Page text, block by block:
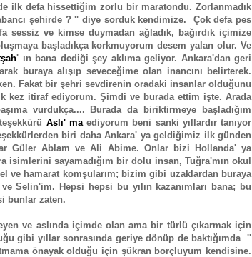
ilk defa hissettiğim zorlu bir maratondu. Zorlanmadık
şehirde ? '' diye sorduk kendimize. Çok defa pes
sessiz ve kimse duymadan ağladık, bağırdık içimize
başladıkça korkmuyorum desem yalan olur. Ve
' ın bana dediği şey aklıma geliyor. Ankara'dan geri
buraya alışıp seveceğime olan inancını belirterek.
Fakat bir şehri sevdirenin oradaki insanlar olduğunu
kez itiraf ediyorum. Şimdi ve burada ettim işte. Arada
vurdukça.... Burada da biriktirmeye başladığım
Aslı' maediyorum beni sanki yıllardır tanıyor
biri daha Ankara' ya geldiğimiz ilk günden
Güler Ablam ve Ali Abime. Onlar bizi Hollanda' ya
isimlerini sayamadığım bir dolu insan, Tuğra'mın okul
ve hamarat komşularım; bizim gibi uzaklardan buraya
Selin'im. Hepsi hepsi bu yılın kazanımları bana; bu
bunlar zaten.
ve aslında içimde olan ama bir türlü çıkarmak için
gibi yıllar sonrasında geriye dönüp de baktığımda ''
önayak olduğu için şükran borçluyum kendisine.